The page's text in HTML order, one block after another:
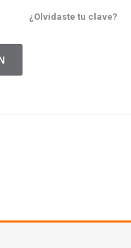
¿Olvidaste tu clave?